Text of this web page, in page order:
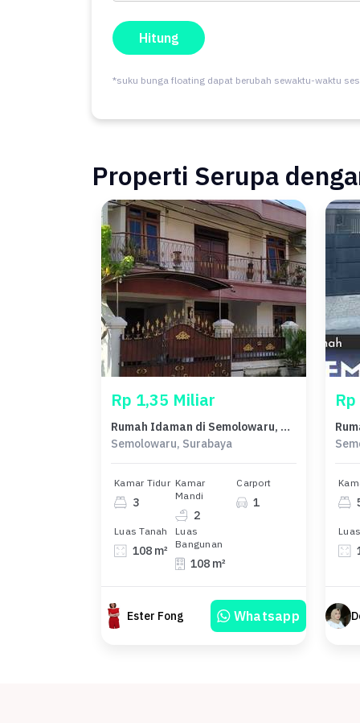
Hitung
*suku bunga floating dapat berubah sewaktu-waktu
Properti Serupa
Rp 1,35 Miliar
Rumah Idaman di Semolowaru, Surabaya, 3 KT, Harga 1,35 Miliar
Semolowaru, Surabaya
Kamar Tidur
3
Kamar
Mandi
2
Carport
1
Luas Tanah
108 m²
Luas
Bangunan
108 m²
Ester Fong Whatsapp